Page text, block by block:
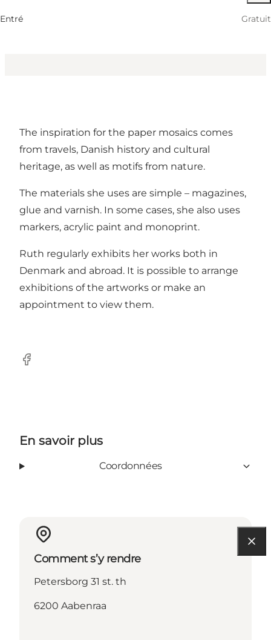
Entré Gratuit
The inspiration for the paper mosaics comes
from travels, Danish history and cultural
heritage, as well as motifs from nature.
The materials she uses are simple – magazines,
glue and varnish. In some cases, she also uses
markers, acrylic paint and monoprint.
Ruth regularly exhibits her works both in
Denmark and abroad. It is possible to arrange
exhibitions of the artworks or make an
appointment to view them.
Facebook
En savoir plus
Coordonnées
Comment s’y rendre
Petersborg 31 st. th
6200 Aabenraa